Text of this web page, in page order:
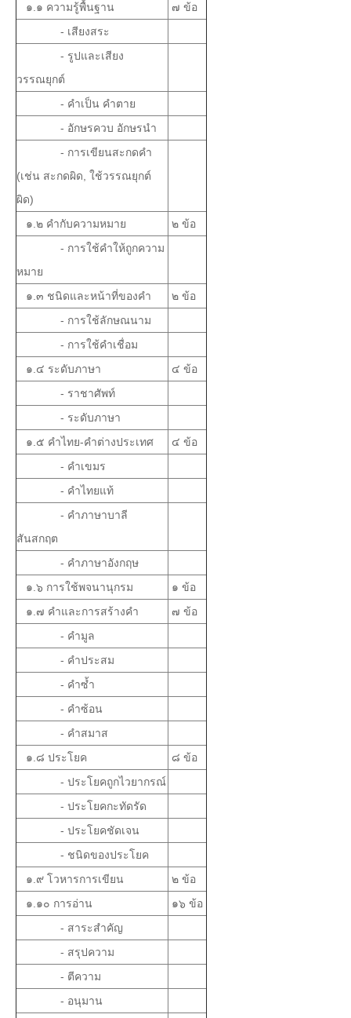
๑.๑ ความรู้พื้นฐาน
๗ ข้อ
- เสียงสระ
- รูปและเสียง
วรรณยุกต์
- คำเป็น คำตาย
- อักษรควบ อักษรนำ
- การเขียนสะกดคำ
(เช่น สะกดผิด, ใช้วรรณยุกต์
ผิด)
๑.๒ คำกับความหมาย
๒ ข้อ
- การใช้คำให้ถูกความ
หมาย
๑.๓ ชนิดและหน้าที่ของคำ
๒ ข้อ
- การใช้ลักษณนาม
- การใช้คำเชื่อม
๑.๔ ระดับภาษา
๔ ข้อ
- ราชาศัพท์
- ระดับภาษา
๑.๕ คำไทย-คำต่างประเทศ
๔ ข้อ
- คำเขมร
- คำไทยแท้
- คำภาษาบาลี
สันสกฤต
- คำภาษาอังกฤษ
๑.๖ การใช้พจนานุกรม
๑ ข้อ
๑.๗ คำและการสร้างคำ
๗ ข้อ
- คำมูล
- คำประสม
- คำซ้ำ
- คำซ้อน
- คำสมาส
๑.๘ ประโยค
๘ ข้อ
- ประโยคถูกไวยากรณ์
- ประโยคกะทัดรัด
- ประโยคชัดเจน
- ชนิดของประโยค
๑.๙ โวหารการเขียน
๒ ข้อ
๑.๑๐ การอ่าน
๑๖ ข้อ
- สาระสำคัญ
- สรุปความ
- ตีความ
- อนุมาน